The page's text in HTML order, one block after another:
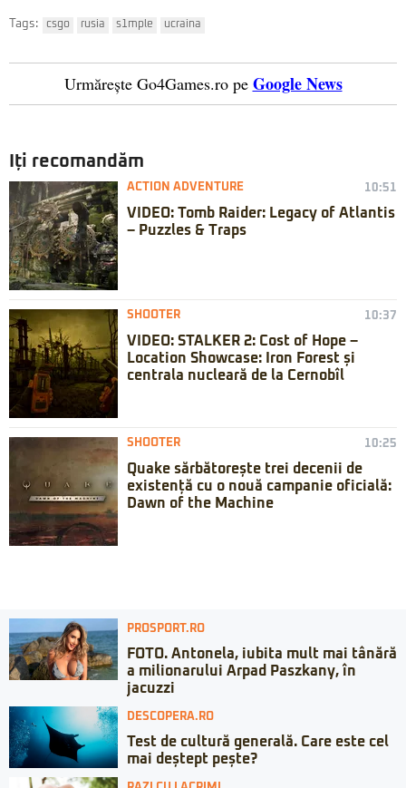
Tags: csgo rusia s1mple ucraina
Urmărește Go4Games.ro pe Google News
Iți recomandăm
ACTION ADVENTURE 10:51
VIDEO: Tomb Raider: Legacy of Atlantis
– Puzzles & Traps
SHOOTER 10:37
VIDEO: STALKER 2: Cost of Hope –
Location Showcase: Iron Forest și
centrala nucleară de la Cernobîl
SHOOTER 10:25
Quake sărbătorește trei decenii de
existență cu o nouă campanie oficială:
Dawn of the Machine
PROSPORT.RO
FOTO. Antonela, iubita mult mai tânără
a milionarului Arpad Paszkany, în
jacuzzi
DESCOPERA.RO
Test de cultură generală. Care este cel
mai deștept pește?